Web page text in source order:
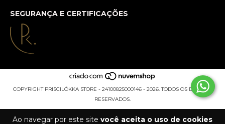
Ao navegar por este site você aceita o uso de cookies
SEGURANÇA E CERTIFICAÇÕES
COPYRIGHT PRISCILÓKKA STORE - 24100825000146 - 2026. TODOS OS DIREITOS
RESERVADOS.